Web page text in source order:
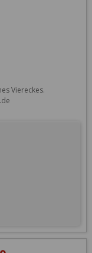
Viereckes.